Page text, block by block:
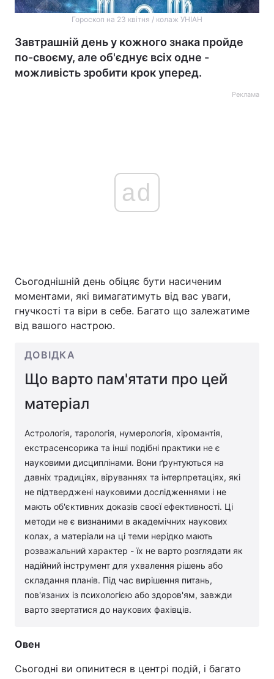
Гороскоп на 23 квітня / колаж УНІАН
Завтрашній день у кожного знака пройде
по-своєму, але об'єднує всіх одне -
можливість зробити крок уперед.
Реклама
ad
Сьогоднішній день обіцяє бути насиченим
моментами, які вимагатимуть від вас уваги,
гнучкості та віри в себе. Багато що залежатиме
від вашого настрою.
ДОВІДКА
Що варто пам'ятати про цей
матеріал
Астрологія, тарологія, нумерологія, хіромантія,
екстрасенсорика та інші подібні практики не є
науковими дисциплінами. Вони ґрунтуються на
давніх традиціях, віруваннях та інтерпретаціях, які
не підтверджені науковими дослідженнями і не
мають об'єктивних доказів своєї ефективності. Ці
методи не є визнаними в академічних наукових
колах, а матеріали на ці теми нерідко мають
розважальний характер - їх не варто розглядати як
надійний інструмент для ухвалення рішень або
складання планів. Під час вирішення питань,
пов'язаних із психологією або здоров'ям, завжди
варто звертатися до наукових фахівців.
Овен
Сьогодні ви опинитеся в центрі подій, і багато